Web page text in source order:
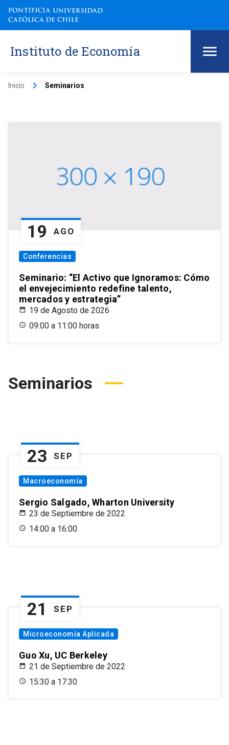
Instituto de Economía
Inicio keyboard_arrow_right Seminarios
19 AGO
Conferencias
Seminario: “El Activo que Ignoramos: Cómo
el envejecimiento redefine talento,
mercados y estrategia”
19 de Agosto de 2026
09:00 a 11:00 horas
Seminarios
23 SEP
Macroeconomía
Sergio Salgado, Wharton University
23 de Septiembre de 2022
14:00 a 16:00
21 SEP
Microeconomía Aplicada
Guo Xu, UC Berkeley
21 de Septiembre de 2022
15:30 a 17:30